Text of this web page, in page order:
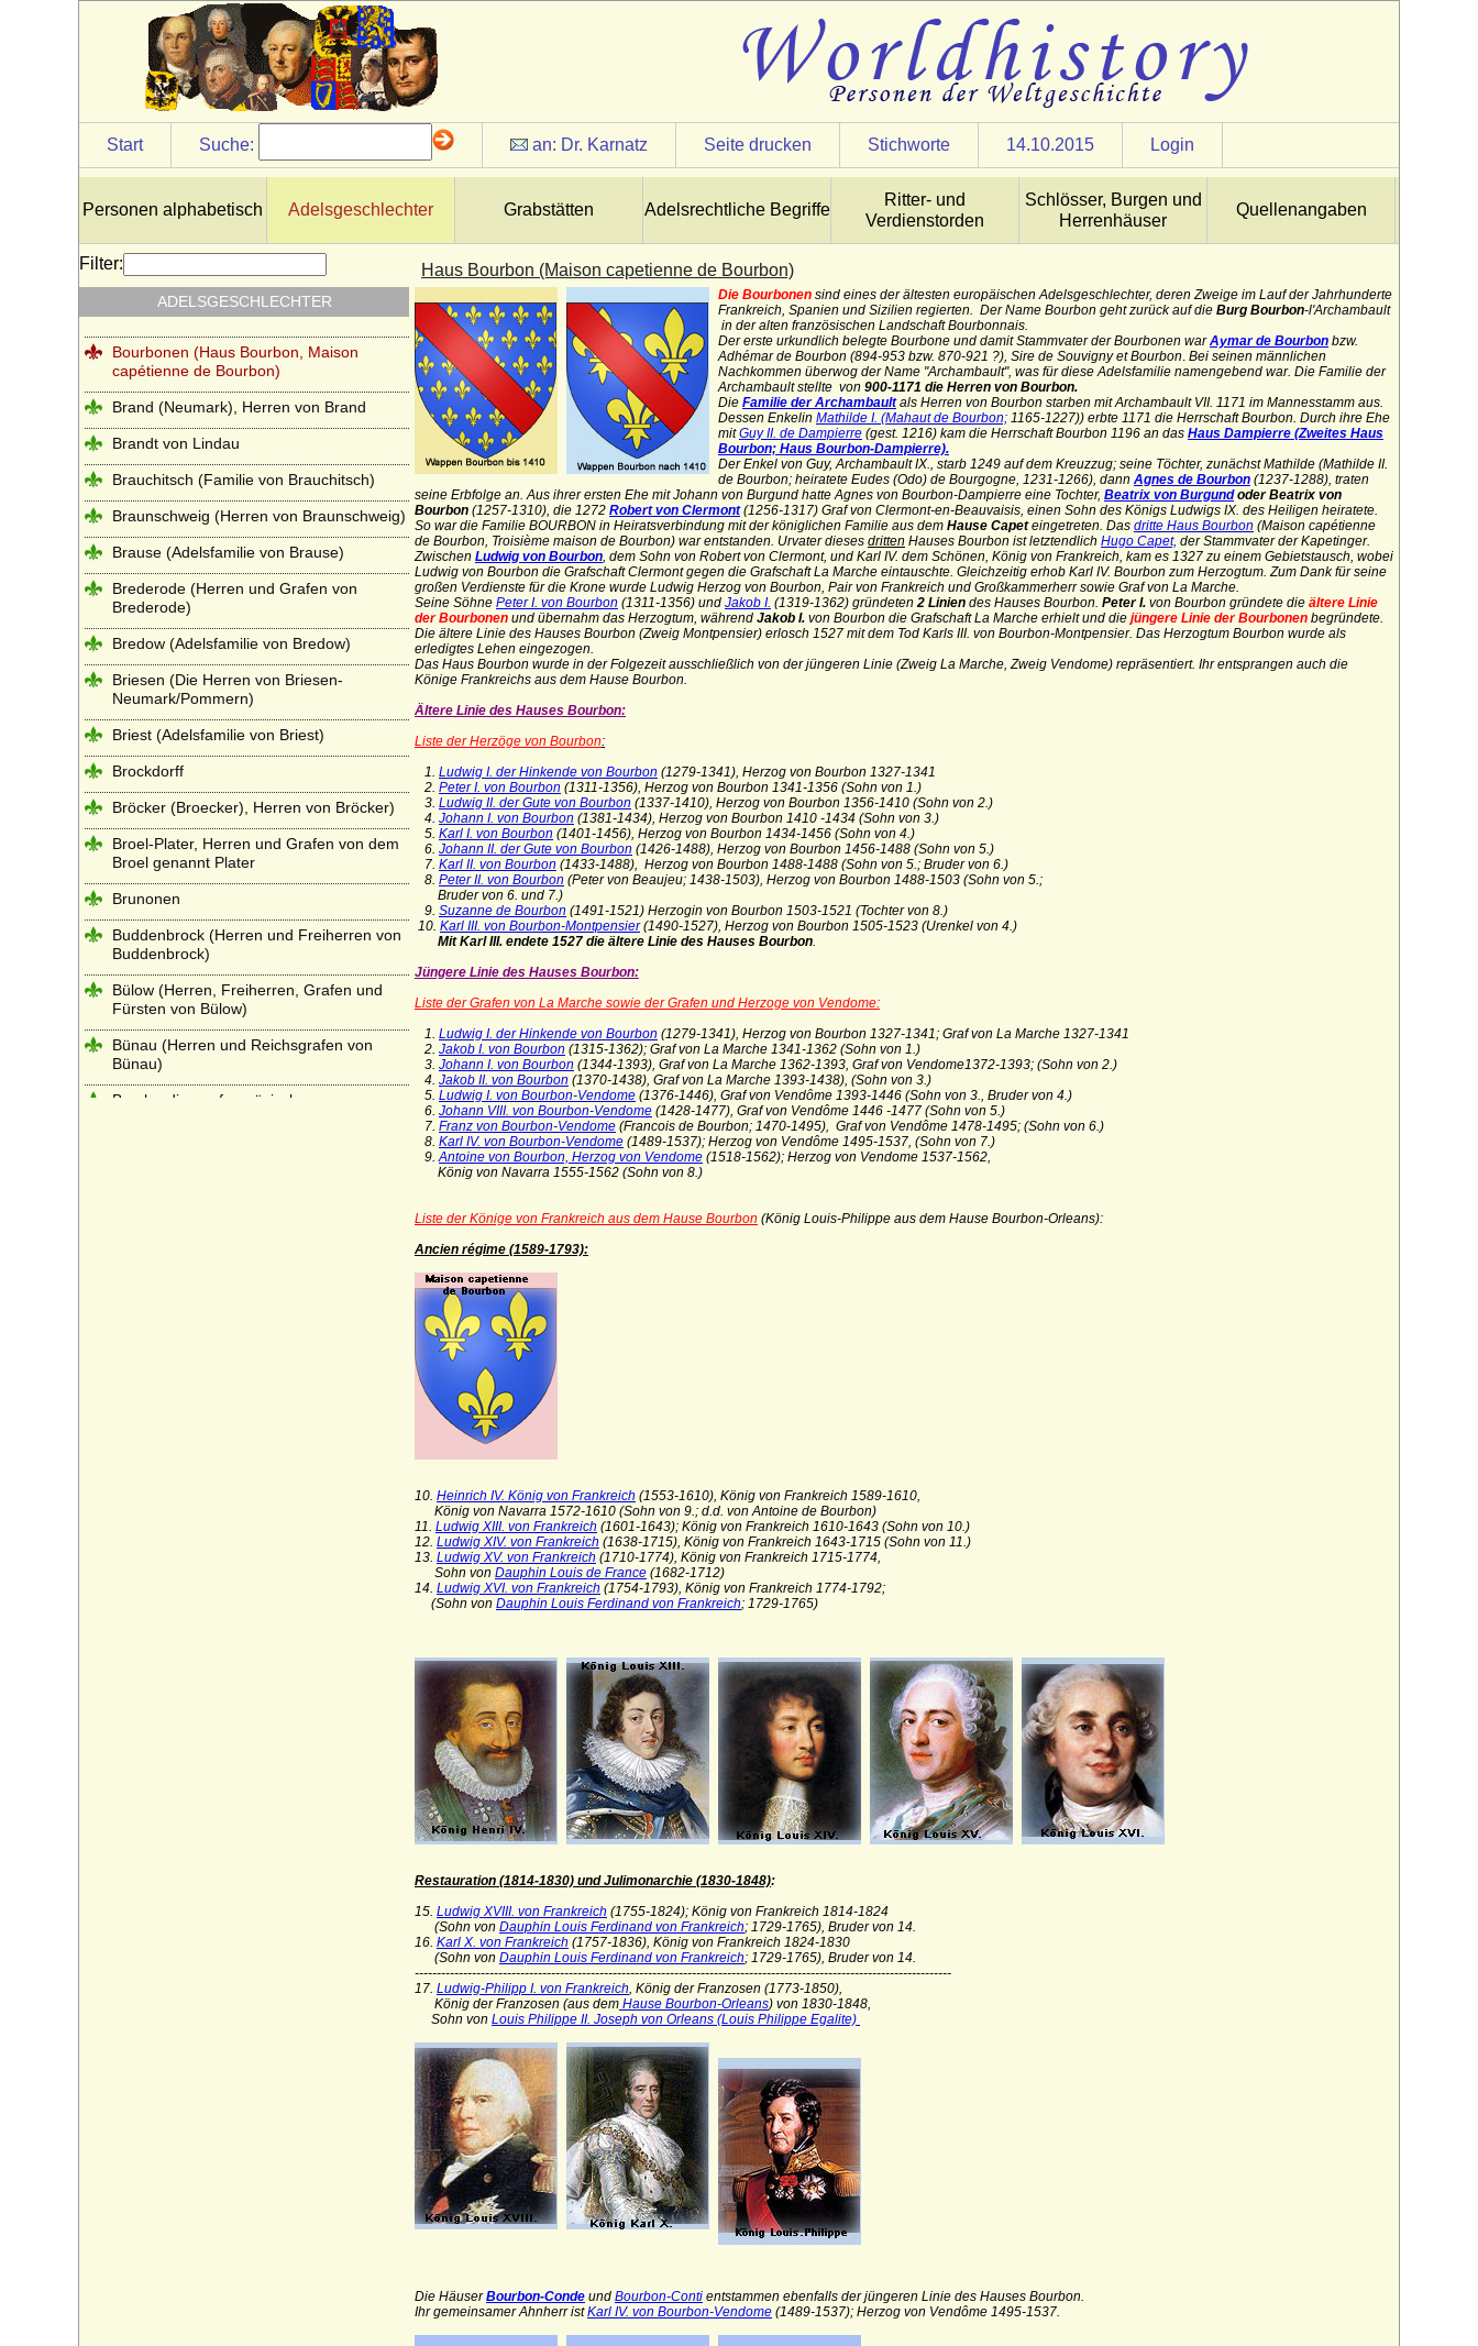
Start Suche: an: Dr. Karnatz Seite drucken Stichworte 14.10.2015 Login
Personen alphabetisch Adelsgeschlechter Grabstätten Adelsrechtliche Begriffe
Ritter- und
Verdienstorden
Schlösser, Burgen und
Herrenhäuser
Quellenangaben
Haus Bourbon (Maison capetienne de Bourbon)
Die Bourbonen sind eines der ältesten europäischen Adelsgeschlechter, deren Zweige im Lauf der Jahrhunderte
Frankreich, Spanien und Sizilien regierten. Der Name Bourbon geht zurück auf die Burg Bourbon-l'Archambault
in der alten französischen Landschaft Bourbonnais.
Der erste urkundlich belegte Bourbone und damit Stammvater der Bourbonen warAymar de Bourbon bzw.
Adhémar de Bourbon (894-953 bzw. 870-921 ?), Sire de SouvignyetBourbon. Bei seinen männlichen
Nachkommen überwog der Name "Archambault", was für diese Adelsfamilie namengebend war. Die Familie der
Archambault stellte von 900-1171 die Herren von Bourbon.
Die Familie der Archambaultals Herren von Bourbon starben mit Archambault VII. 1171 im Mannesstamm aus.
Dessen Enkelin Mathilde I. (Mahaut de Bourbon; 1165-1227)) erbte 1171 die Herrschaft Bourbon. Durch ihre Ehe
mitGuy II. de Dampierre (gest. 1216) kam die Herrschaft Bourbon 1196 an das Haus Dampierre (Zweites Haus
Bourbon; Haus Bourbon-Dampierre).
Der Enkel von Guy,Archambault IX., starb 1249 auf dem Kreuzzug; seine Töchter, zunächstMathilde (Mathilde II.
de Bourbon; heiratete Eudes (Odo) de Bourgogne, 1231-1266), dann Agnes de Bourbon (1237-1288), traten
seine Erbfolge an. Aus ihrer ersten Ehe mit Johann von Burgund hatte Agnes von Bourbon-Dampierre eine Tochter, Beatrix von Burgundoder Beatrix von
Bourbon (1257-1310), die 1272 Robert von Clermont(1256-1317) Graf von Clermont-en-Beauvaisis, einen Sohn des Königs Ludwigs IX. des Heiligen heiratete.
So war die Familie BOURBON in Heiratsverbindung mit der königlichen Familie aus dem Hause Capeteingetreten. Das dritte Haus Bourbon (Maison capétienne
de Bourbon, Troisième maison de Bourbon) war entstanden. Urvater dieses dritten Hauses Bourbon ist letztendlich Hugo Capet, der Stammvater der Kapetinger.
Zwischen Ludwig von Bourbon, dem Sohn von Robert von Clermont, und Karl IV. dem Schönen, König von Frankreich, kam es 1327 zu einem Gebietstausch, wobei
Ludwig von Bourbon die Grafschaft Clermont gegen die Grafschaft La Marche eintauschte. Gleichzeitig erhob Karl IV. Bourbon zum Herzogtum. Zum Dank für seine
großen Verdienste für die Krone wurde Ludwig Herzog von Bourbon, Pair von Frankreich und Großkammerherr sowie Graf von La Marche.
Seine Söhne Peter I. von Bourbon (1311-1356) und Jakob I. (1319-1362) gründeten2 Linien des Hauses Bourbon. Peter I. von Bourbon gründete die ältere Linie
der Bourbonen und übernahm das Herzogtum, während Jakob I. von Bourbon die Grafschaft La Marche erhielt und die jüngere Linie der Bourbonen begründete.
Die ältere Linie des Hauses Bourbon (Zweig Montpensier) erlosch 1527 mit dem Tod Karls III. von Bourbon-Montpensier. Das Herzogtum Bourbon wurde als
erledigtes Lehen eingezogen.
Das Haus Bourbon wurde in der Folgezeit ausschließlich von der jüngeren Linie (Zweig La Marche, Zweig Vendome) repräsentiert. Ihr entsprangen auch die
Könige Frankreichs aus dem Hause Bourbon.
Ältere Linie des Hauses Bourbon:
Liste der Herzöge von Bourbon:
1. Ludwig I. der Hinkende von Bourbon (1279-1341), Herzog von Bourbon 1327-1341
2. Peter I. von Bourbon (1311-1356), Herzog von Bourbon 1341-1356 (Sohn von 1.)
3. Ludwig II. der Gute von Bourbon (1337-1410), Herzog von Bourbon 1356-1410 (Sohn von 2.)
4. Johann I. von Bourbon (1381-1434), Herzog von Bourbon 1410 -1434 (Sohn von 3.)
5. Karl I. von Bourbon (1401-1456), Herzog von Bourbon 1434-1456 (Sohn von 4.)
6. Johann II. der Gute von Bourbon (1426-1488), Herzog von Bourbon 1456-1488 (Sohn von 5.)
7. Karl II. von Bourbon (1433-1488), Herzog von Bourbon 1488-1488 (Sohn von 5.; Bruder von 6.)
8. Peter II. von Bourbon (Peter von Beaujeu; 1438-1503), Herzog von Bourbon 1488-1503 (Sohn von 5.;
Bruder von 6. und 7.)
9. Suzanne de Bourbon (1491-1521) Herzogin von Bourbon 1503-1521 (Tochter von 8.)
10. Karl III. von Bourbon-Montpensier(1490-1527), Herzog von Bourbon 1505-1523 (Urenkel von 4.)
Mit Karl III. endete 1527 die ältere Linie des Hauses Bourbon.
Jüngere Linie des Hauses Bourbon:
Liste der Grafen von La Marche sowie der Grafen und Herzoge von Vendome:
1. Ludwig I. der Hinkende von Bourbon (1279-1341), Herzog von Bourbon 1327-1341; Graf von La Marche 1327-1341
2. Jakob I. von Bourbon (1315-1362); Graf von La Marche 1341-1362 (Sohn von 1.)
3. Johann I. von Bourbon (1344-1393), Graf von La Marche 1362-1393, Graf von Vendome1372-1393; (Sohn von 2.)
4. Jakob II. von Bourbon (1370-1438), Graf von La Marche 1393-1438), (Sohn von 3.)
5. Ludwig I. von Bourbon-Vendome (1376-1446), Graf von Vendôme 1393-1446 (Sohn von 3., Bruder von 4.)
6. Johann VIII. von Bourbon-Vendome (1428-1477), Graf von Vendôme 1446 -1477 (Sohn von 5.)
7. Franz von Bourbon-Vendome (Francois de Bourbon; 1470-1495), Graf von Vendôme 1478-1495; (Sohn von 6.)
8. Karl IV. von Bourbon-Vendome (1489-1537); Herzog von Vendôme 1495-1537, (Sohn von 7.)
9.Antoine von Bourbon, Herzog von Vendome (1518-1562); Herzog von Vendome 1537-1562,
König von Navarra 1555-1562 (Sohn von 8.)
Liste der Könige von Frankreich aus dem Hause Bourbon (König Louis-Philippe aus dem Hause Bourbon-Orleans):
Ancien régime (1589-1793):
10. Heinrich IV. König von Frankreich (1553-1610), König von Frankreich 1589-1610,
König von Navarra 1572-1610 (Sohn von 9.; d.d. von Antoine de Bourbon)
11. Ludwig XIII. von Frankreich (1601-1643); König von Frankreich 1610-1643 (Sohn von 10.)
12. Ludwig XIV. von Frankreich (1638-1715), König von Frankreich 1643-1715 (Sohn von 11.)
13. Ludwig XV. von Frankreich (1710-1774), König von Frankreich 1715-1774,
Sohn von Dauphin Louis de France (1682-1712)
14. Ludwig XVI. von Frankreich (1754-1793), König von Frankreich 1774-1792;
(Sohn von Dauphin Louis Ferdinand von Frankreich; 1729-1765)
Restauration (1814-1830) und Julimonarchie (1830-1848):
15. Ludwig XVIII. von Frankreich (1755-1824); König von Frankreich 1814-1824
(Sohn von Dauphin Louis Ferdinand von Frankreich; 1729-1765), Bruder von 14.
16. Karl X. von Frankreich (1757-1836), König von Frankreich 1824-1830
(Sohn von Dauphin Louis Ferdinand von Frankreich; 1729-1765), Bruder von 14.
--------------------------------------------------------------------------------------------------------------------------
17. Ludwig-Philipp I. von Frankreich, König der Franzosen (1773-1850),
König der Franzosen (aus dem Hause Bourbon-Orleans) von 1830-1848,
Sohn von Louis Philippe II. Joseph von Orleans (Louis Philippe Egalite)
Die HäuserBourbon-Conde und Bourbon-Conti entstammen ebenfalls der jüngeren Linie des Hauses Bourbon.
Ihr gemeinsamer Ahnherr istKarl IV. von Bourbon-Vendome (1489-1537); Herzog von Vendôme 1495-1537.
Filter:
ADELSGESCHLECHTER
Bonin (Herren von Bonin)
Borch (Herren, Freiherren und Grafen von
der Borch)
Borcke (Herren, Freiherren und Grafen
von Borcke)
Borghese
Borstell (Herren von Borstell)
Bosoniden
Bothmer (Herren, Freiherren und Grafen
von Bothmer)
Bourbonen (Haus Bourbon, Maison
capétienne de Bourbon)
Brand (Neumark), Herren von Brand
Brandt von Lindau
Brauchitsch (Familie von Brauchitsch)
Braunschweig (Herren von Braunschweig)
Brause (Adelsfamilie von Brause)
Brederode (Herren und Grafen von
Brederode)
Bredow (Adelsfamilie von Bredow)
Briesen (Die Herren von Briesen-
Neumark/Pommern)
Briest (Adelsfamilie von Briest)
Brockdorff
Bröcker (Broecker), Herren von Bröcker)
Broel-Plater, Herren und Grafen von dem
Broel genannt Plater
Brunonen
Buddenbrock (Herren und Freiherren von
Buddenbrock)
Bülow (Herren, Freiherren, Grafen und
Fürsten von Bülow)
Bünau (Herren und Reichsgrafen von
Bünau)
Burchardinger, französische